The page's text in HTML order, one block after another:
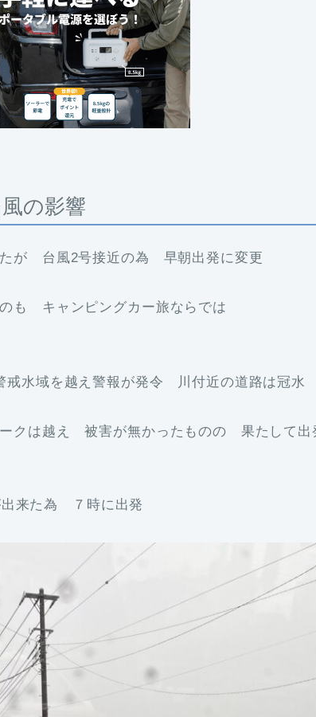
の影響
たが 台風2号接近の為 早朝出発に変更
も キャンピングカー旅ならでは
水域を越え警報が発令 川付近の道路は冠水
クは越え 被害が無かったものの 果たして出
出来た為 ７時に出発